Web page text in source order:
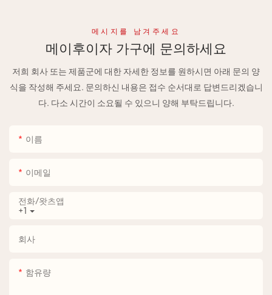
메시지를 남겨주세요
메이후이자 가구에 문의하세요
저희 회사 또는 제품군에 대한 자세한 정보를 원하시면 아래 문의 양
식을 작성해 주세요. 문의하신 내용은 접수 순서대로 답변드리겠습니
다. 다소 시간이 소요될 수 있으니 양해 부탁드립니다.
이름
이메일
+1
전화/왓츠앱
회사
함유량